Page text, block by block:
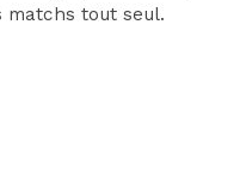
matchs tout seul.